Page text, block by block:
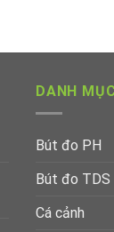
DANH
Bút đo PH
Bút đo TDS
Cá cảnh